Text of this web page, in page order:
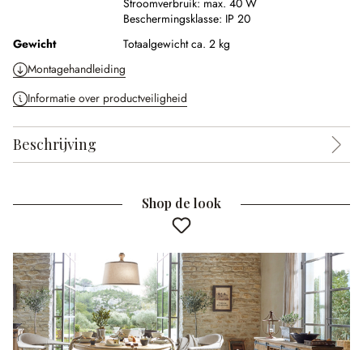
Stroomverbruik: max. 40 W
Beschermingsklasse: IP 20
Gewicht
Totaalgewicht ca. 2 kg
Montagehandleiding
Informatie over productveiligheid
Beschrijving
Shop de look